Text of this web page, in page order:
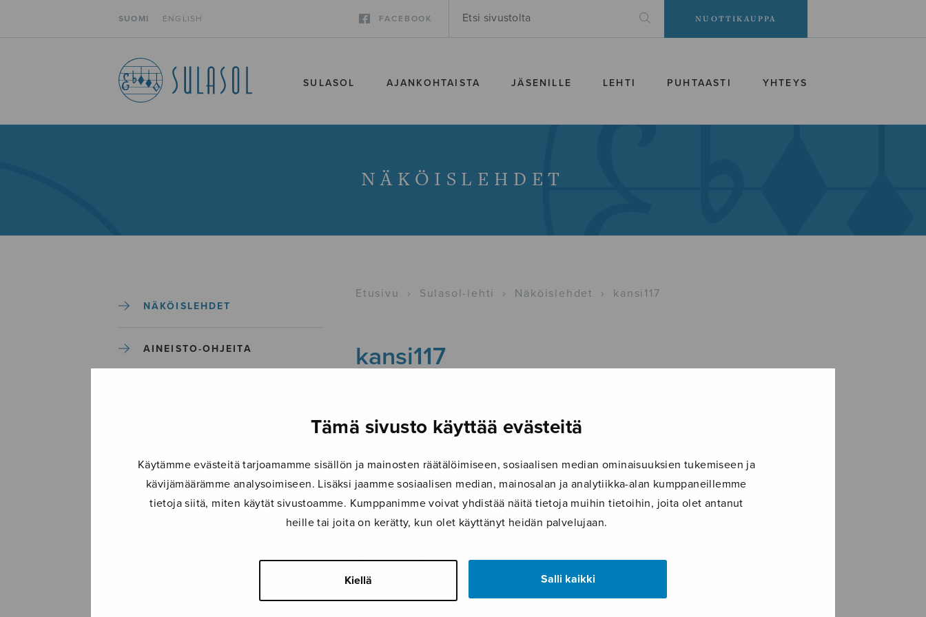
Tämä sivusto käyttää evästeitä
Käytämme evästeitä tarjoamamme sisällön ja mainosten räätälöimiseen, sosiaalisen median ominaisuuksien tukemiseen ja
kävijämäärämme analysoimiseen. Lisäksi jaamme sosiaalisen median, mainosalan ja analytiikka-alan kumppaneillemme
tietoja siitä, miten käytät sivustoamme. Kumppanimme voivat yhdistää näitä tietoja muihin tietoihin, joita olet antanut
heille tai joita on kerätty, kun olet käyttänyt heidän palvelujaan.
Kiellä Salli kaikki
SUOMI ENGLISH FACEBOOK NUOTTIKAUPPA
SULASOL AJANKOHTAISTA JÄSENILLE LEHTI PUHTAASTI YHTEYS
NÄKÖISLEHDET
NÄKÖISLEHDET
AINEISTO-OHJEITA
Etusivu › Sulasol-lehti › Näköislehdet › kansi117
kansi117